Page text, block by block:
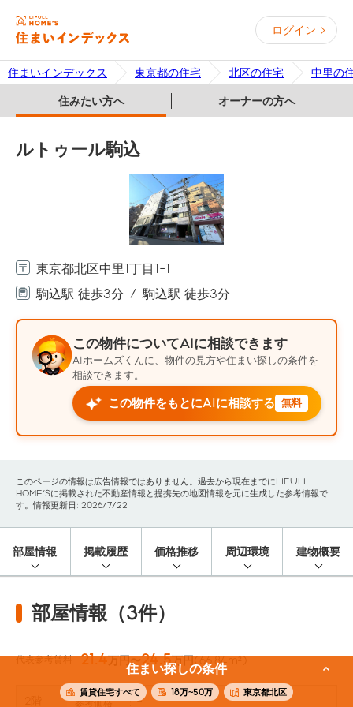
ログイン
住まいインデックス 東京都の住宅 北区の住宅 中里の
住みたい方へ オーナーの方へ
住まい探しの条件
賃貸住宅すべて 18万~50万 東京都北区
ルトゥール駒込
東京都北区中里1丁目1-1
駒込駅 徒歩3分
駒込駅 徒歩3分
この物件についてAIに相談できます
AIホームズくんに、物件の見方や住まい探しの条件を
相談できます。
この物件をもとにAIに相談する 無料
このページの情報は広告情報ではありません。過去から現在までにLIFULL
HOME'Sに掲載された不動産情報と提携先の地図情報を元に生成した参考情報で
す。情報更新日: 2026/7/22
部屋情報 掲載履歴 価格推移 周辺環境 建物概要
部屋情報（3件）
代表参考賃料 21.4万円〜24.5万円(66.84m²)
参考価格 -